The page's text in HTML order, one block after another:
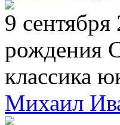
9 сентября
рождения
классика
Михаил